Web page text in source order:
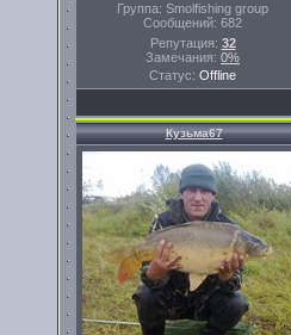
Группа: Smolfishing group
Сообщений: 682
Репутация: 32
Замечания: 0%
Статус: Offline
Кузьма67